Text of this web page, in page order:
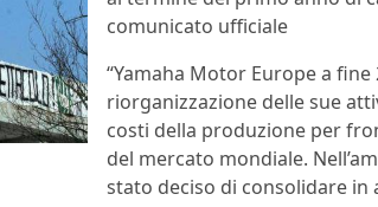
comunicato ufficiale
“Yamaha Motor Europe a
riorganizzazione delle sue
costi della produzione per
del mercato mondiale.
stato deciso di consolidare